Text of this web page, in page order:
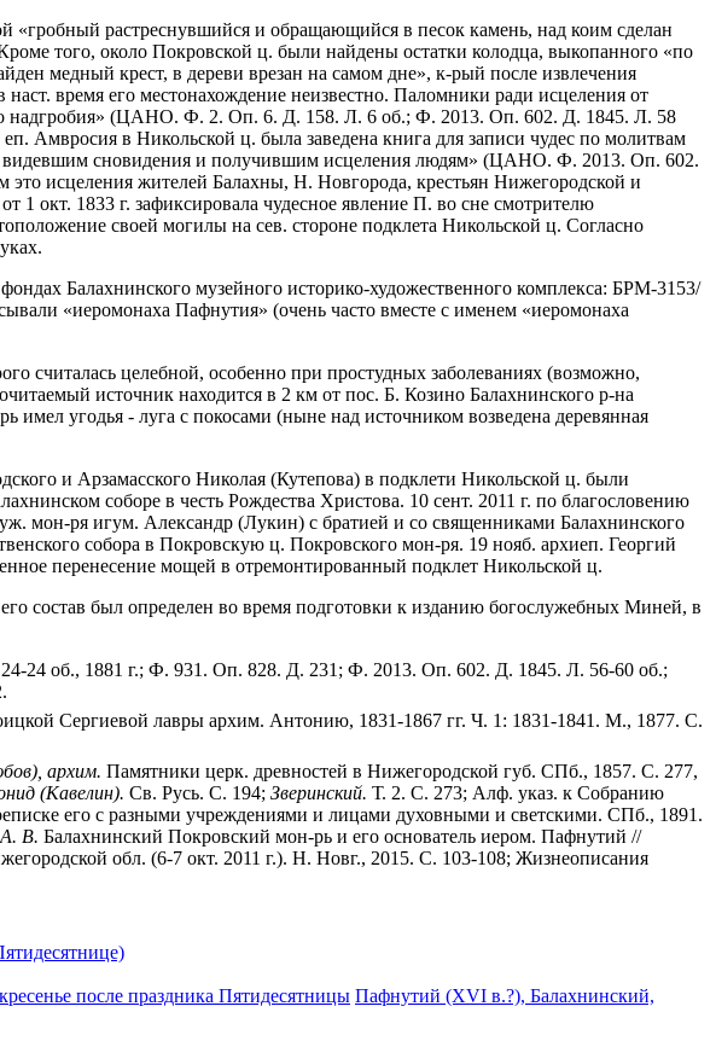
«гробный растреснувшийся и обращающийся в песок камень, над коим сделан
того, около Покровской ц. были найдены остатки колодца, выкопанного «по
медный крест, в дереви врезан на самом дне», к-рый после извлечения
время его местонахождение неизвестно. Паломники ради исцеления от
надгробия» (ЦАНО. Ф. 2. Оп. 6. Д. 158. Л. 6 об.; Ф. 2013. Оп. 602. Д. 1845. Л. 58
Амвросия в Никольской ц. была заведена книга для записи чудес по молитвам
сновидения и получившим исцеления людям» (ЦАНО. Ф. 2013. Оп. 602.
исцеления жителей Балахны, Н. Новгорода, крестьян Нижегородской и
1 окт. 1833 г. зафиксировала чудесное явление П. во сне смотрителю
своей могилы на сев. стороне подклета Никольской ц. Согласно
Балахнинского музейного историко-художественного комплекса: БРМ-3153/
«иеромонаха Пафнутия» (очень часто вместе с именем «иеромонаха
считалась целебной, особенно при простудных заболеваниях (возможно,
источник находится в 2 км от пос. Б. Козино Балахнинского р-на
угодья - луга с покосами (ныне над источником возведена деревянная
и Арзамасского Николая (Кутепова) в подклети Никольской ц. были
соборе в честь Рождества Христова. 10 сент. 2011 г. по благословению
мон-ря игум. Александр (Лукин) с братией и со священниками Балахнинского
собора в Покровскую ц. Покровского мон-ря. 19 нояб. архиеп. Георгий
перенесение мощей в отремонтированный подклет Никольской ц.
состав был определен во время подготовки к изданию богослужебных Миней, в
об., 1881 г.; Ф. 931. Оп. 828. Д. 231; Ф. 2013. Оп. 602. Д. 1845. Л. 56-60 об.;
Сергиевой лавры архим. Антонию, 1831-1867 гг. Ч. 1: 1831-1841. М., 1877. С.
архим. Памятники церк. древностей в Нижегородской губ. СПб., 1857. С. 277,
(Кавелин). Св. Русь. С. 194; Зверинский. Т. 2. С. 273; Алф. указ. к Собранию
его с разными учреждениями и лицами духовными и светскими. СПб., 1891.
В. Балахнинский Покровский мон-рь и его основатель иером. Пафнутий //
обл. (6-7 окт. 2011 г.). Н. Новг., 2015. С. 103-108; Жизнеописания
после праздника Пятидесятницы Пафнутий (XVI в.?), Балахнинский,